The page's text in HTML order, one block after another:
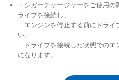
・シガーチャージャーをご使用
ライブを接続し、
エンジンを停止する前にドライ
い。
ドライブを接続した状態でのエ
になります。